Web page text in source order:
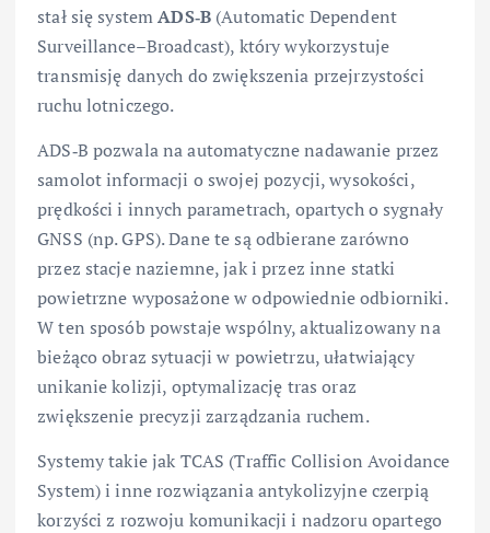
stał się systemADS‑B (Automatic Dependent
Surveillance–Broadcast), który wykorzystuje
transmisję danych do zwiększenia przejrzystości
ruchu lotniczego.
ADS‑B pozwala na automatyczne nadawanie przez
samolot informacji o swojej pozycji, wysokości,
prędkości i innych parametrach, opartych o sygnały
GNSS (np. GPS). Dane te są odbierane zarówno
przez stacje naziemne, jak i przez inne statki
powietrzne wyposażone w odpowiednie odbiorniki.
W ten sposób powstaje wspólny, aktualizowany na
bieżąco obraz sytuacji w powietrzu, ułatwiający
unikanie kolizji, optymalizację tras oraz
zwiększenie precyzji zarządzania ruchem.
Systemy takie jak TCAS (Traffic Collision Avoidance
System) i inne rozwiązania antykolizyjne czerpią
korzyści z rozwoju komunikacji i nadzoru opartego